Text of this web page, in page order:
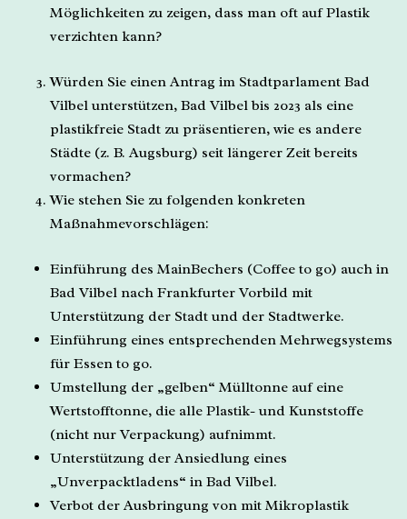
Möglichkeiten zu zeigen, dass man oft auf Plastik
verzichten kann?
Würden Sie einen Antrag im Stadtparlament Bad
Vilbel unterstützen, Bad Vilbel bis 2023 als eine
plastikfreie Stadt zu präsentieren, wie es andere
Städte (z. B. Augsburg) seit längerer Zeit bereits
vormachen?
Wie stehen Sie zu folgenden konkreten
Maßnahmevorschlägen:
Einführung des MainBechers (Coffee to go) auch in
Bad Vilbel nach Frankfurter Vorbild mit
Unterstützung der Stadt und der Stadtwerke.
Einführung eines entsprechenden Mehrwegsystems
für Essen to go.
Umstellung der „gelben“ Mülltonne auf eine
Wertstofftonne, die alle Plastik- und Kunststoffe
(nicht nur Verpackung) aufnimmt.
Unterstützung der Ansiedlung eines
„Unverpacktladens“ in Bad Vilbel.
Verbot der Ausbringung von mit Mikroplastik